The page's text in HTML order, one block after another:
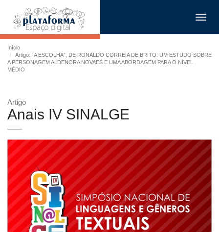
Início
Artigo: “A ESCOLHA”, DE RONALDO CORREIA DE BRITO: UM ESTUDO SOBRE
A PERSONAGEM ALDENORA NOVAES E UMA ABORDAGEM PARA O NÍVEL
MÉDIO
Artigo
Anais IV SINALGE